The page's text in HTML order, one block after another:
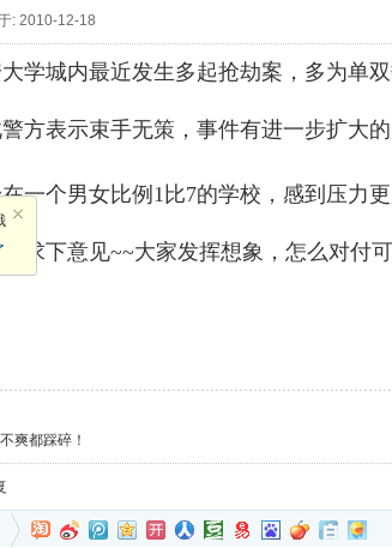
: 2010-12-18
学城内最近发生多起抢劫案，多为单
方表示束手无策，事件有进一步扩大的
一个男女比例1比7的学校，感到压力更
征求下意见~~大家发挥想象，怎么对付
爽都踩碎！